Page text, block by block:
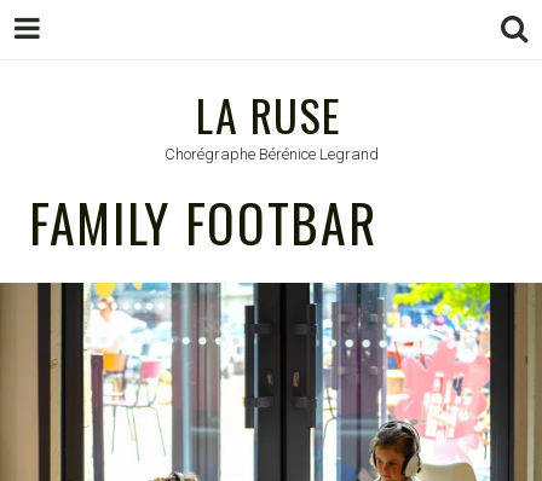
LA RUSE
Chorégraphe Bérénice Legrand
FAMILY FOOTBAR
LA RUSE